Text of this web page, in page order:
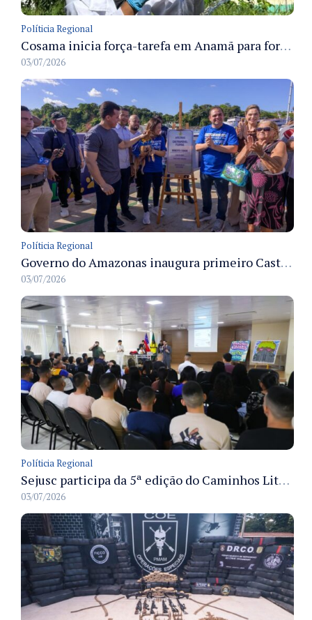
Políticia Regional
Cosama inicia força-tarefa em Anamã para fortalecer abastecimento de água e segurança hídrica da população
03/07/2026
Políticia Regional
Governo do Amazonas inaugura primeiro Castramóvel Fluvial para atendimento veterinário às comunidades ribeirinhas e castração gratuita
03/07/2026
Políticia Regional
Sejusc participa da 5ª edição do Caminhos Literários com foco na cultura hip-hop nas unidades socioeducativas
03/07/2026